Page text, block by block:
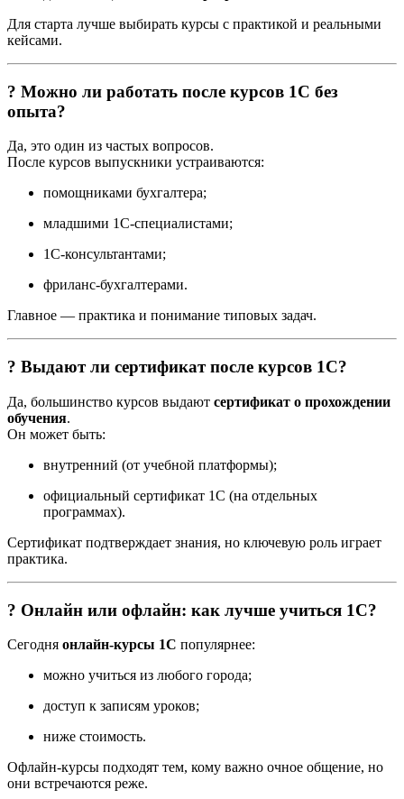
Для старта лучше выбирать курсы с практикой и реальными
кейсами.
? Можно ли работать после курсов 1С без
опыта?
Да, это один из частых вопросов.
После курсов выпускники устраиваются:
помощниками бухгалтера;
младшими 1С-специалистами;
1С-консультантами;
фриланс-бухгалтерами.
Главное — практика и понимание типовых задач.
? Выдают ли сертификат после курсов 1С?
Да, большинство курсов выдают сертификат о прохождении
обучения.
Он может быть:
внутренний (от учебной платформы);
официальный сертификат 1С (на отдельных
программах).
Сертификат подтверждает знания, но ключевую роль играет
практика.
? Онлайн или офлайн: как лучше учиться 1С?
Сегодня онлайн-курсы 1С популярнее:
можно учиться из любого города;
доступ к записям уроков;
ниже стоимость.
Офлайн-курсы подходят тем, кому важно очное общение, но
они встречаются реже.